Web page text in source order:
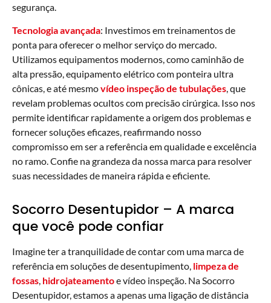
segurança.
Tecnologia avançada: Investimos em treinamentos de
ponta para oferecer o melhor serviço do mercado.
Utilizamos equipamentos modernos, como caminhão de
alta pressão, equipamento elétrico com ponteira ultra
cônicas, e até mesmovídeo inspeção de tubulações, que
revelam problemas ocultos com precisão cirúrgica. Isso nos
permite identificar rapidamente a origem dos problemas e
fornecer soluções eficazes, reafirmando nosso
compromisso em ser a referência em qualidade e excelência
no ramo. Confie na grandeza da nossa marca para resolver
suas necessidades de maneira rápida e eficiente.
Socorro Desentupidor – A marca
que você pode confiar
Imagine ter a tranquilidade de contar com uma marca de
referência em soluções de desentupimento, limpeza de
fossas, hidrojateamentoe vídeo inspeção. Na Socorro
Desentupidor, estamos a apenas uma ligação de distância